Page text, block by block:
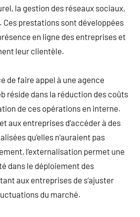
la gestion des réseaux sociaux,
Ces prestations sont développées
en ligne des entreprises et
leur clientèle.
de faire appel à une agence
réside dans la réduction des coûts
de ces opérations en interne.
aux entreprises d’accéder à des
qu’elles n’auraient pas
l’externalisation permet une
dans le déploiement des
aux entreprises de s’ajuster
du marché.